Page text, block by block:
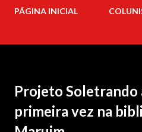
PÁGINA INICIAL
Projeto Soletrando
primeira vez na